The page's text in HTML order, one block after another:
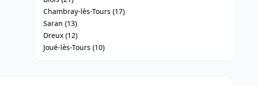
Chambray-lès-Tours (17)
Saran (13)
Dreux (12)
Joué-lès-Tours (10)